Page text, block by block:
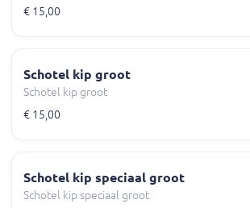
€ 15,00
Schotel kip groot
Schotel kip groot
€ 15,00
Schotel kip speciaal groot
Schotel kip speciaal groot